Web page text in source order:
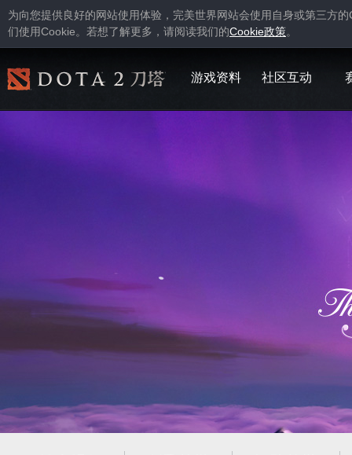
为向您提供良好的网站使用体验，完美世界网站会使用自身或第三方的
们使用Cookie。若想了解更多，请阅读我们的Cookie政策。
游戏资料 社区互动